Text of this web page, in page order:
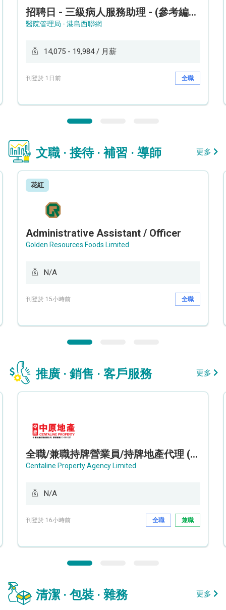
招聘日 - 三級病人服務助理 - (參考編號: HKWCS260107)
醫院管理局 - 港島西聯網
14,075 - 19,984 / 月薪
刊登於 1日前 全職
文職 · 接待 · 補習 · 導師 更多
花紅
Administrative Assistant / Officer
Golden Resources Foods Limited
N/A
刊登於 15小時前 全職
推廣 · 銷售 · 客戶服務 更多
全職/兼職持牌營業員/持牌地產代理 (長沙灣/將軍澳/油塘)
Centaline Property Agency Limited
N/A
刊登於 16小時前 全職 兼職
清潔 · 包裝 · 雜務 更多